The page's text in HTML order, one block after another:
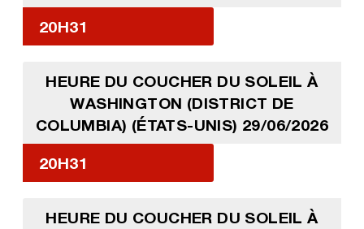
20H31
HEURE DU COUCHER DU SOLEIL À
WASHINGTON (DISTRICT DE
COLUMBIA) (ÉTATS-UNIS) 29/06/2026
20H31
HEURE DU COUCHER DU SOLEIL À